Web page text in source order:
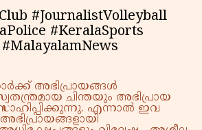
#JournalistVolleyball
#KeralaSports
അഭിപ്രായങ്ങൾ
ചിന്തയും അഭിപ്രായ
എന്നാൽ ഇവ